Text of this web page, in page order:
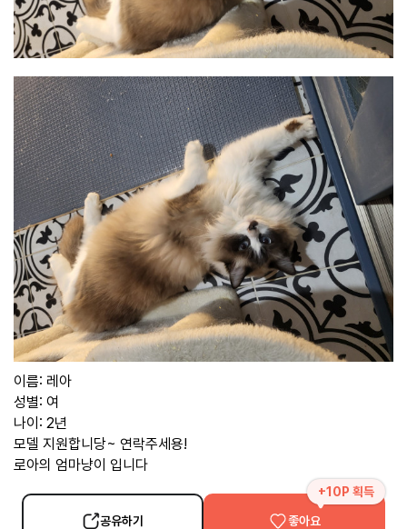
이름: 레아
성별: 여
나이: 2년
모델 지원합니당~ 연락주세용!
로아의 엄마냥이 입니다
공유하기
+10P 획득
좋아요